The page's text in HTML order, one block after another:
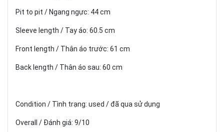
Pit to pit / Ngang ngực: 44 cm
Sleeve length / Tay áo: 60.5 cm
Front length / Thân áo trước: 61 cm
Back length / Thân áo sau: 60 cm
Condition / Tình trạng: used / đã qua sử dụng
Overall / Đánh giá: 9/10